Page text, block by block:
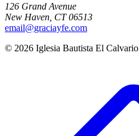
126 Grand Avenue
New Haven CT 06513
email@graciayfe.com
© 2026 Iglesia Bautista El Calvario